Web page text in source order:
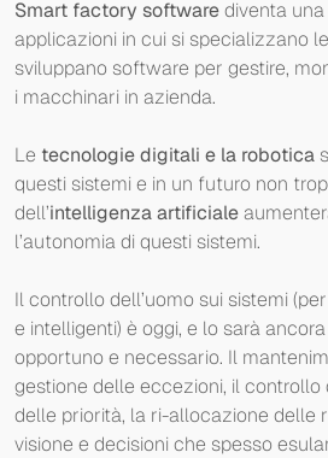
Smart factory softwarediventa
applicazioni in cui si specializzano
sviluppano software per gestire,
i macchinari in azienda.
Le tecnologie digitali e la robotica
questi sistemi e in un futuro non
dell’intelligenza artificiale
l’autonomia di questi sistemi.
Il controllo dell’uomo sui sistemi
e intelligenti) è oggi, e lo sarà
opportuno e necessario. Il
gestione delle eccezioni, il controllo
delle priorità, la ri-allocazione delle
visione e decisioni che spesso